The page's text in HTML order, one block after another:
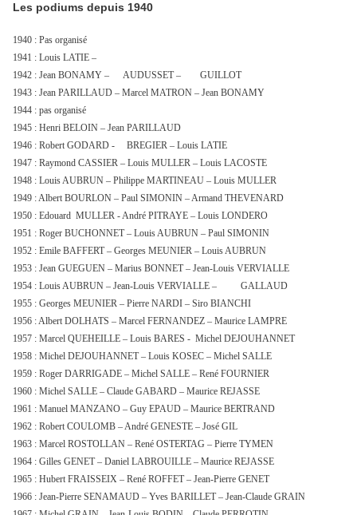
Les podiums depuis 1940
1940 : Pas organisé
1941 : Louis LATIE –
1942 : Jean BONAMY – AUDUSSET – GUILLOT
1943 : Jean PARILLAUD – Marcel MATRON – Jean BONAMY
1944 : pas organisé
1945 : Henri BELOIN – Jean PARILLAUD
1946 : Robert GODARD - BREGIER – Louis LATIE
1947 : Raymond CASSIER – Louis MULLER – Louis LACOSTE
1948 : Louis AUBRUN – Philippe MARTINEAU – Louis MULLER
1949 : Albert BOURLON – Paul SIMONIN – Armand THEVENARD
1950 : Edouard MULLER - André PITRAYE – Louis LONDERO
1951 : Roger BUCHONNET – Louis AUBRUN – Paul SIMONIN
1952 : Emile BAFFERT – Georges MEUNIER – Louis AUBRUN
1953 : Jean GUEGUEN – Marius BONNET – Jean-Louis VERVIALLE
1954 : Louis AUBRUN – Jean-Louis VERVIALLE – GALLAUD
1955 : Georges MEUNIER – Pierre NARDI – Siro BIANCHI
1956 : Albert DOLHATS – Marcel FERNANDEZ – Maurice LAMPRE
1957 : Marcel QUEHEILLE – Louis BARES - Michel DEJOUHANNET
1958 : Michel DEJOUHANNET – Louis KOSEC – Michel SALLE
1959 : Roger DARRIGADE – Michel SALLE – René FOURNIER
1960 : Michel SALLE – Claude GABARD – Maurice REJASSE
1961 : Manuel MANZANO – Guy EPAUD – Maurice BERTRAND
1962 : Robert COULOMB – André GENESTE – José GIL
1963 : Marcel ROSTOLLAN – René OSTERTAG – Pierre TYMEN
1964 : Gilles GENET – Daniel LABROUILLE – Maurice REJASSE
1965 : Hubert FRAISSEIX – René ROFFET – Jean-Pierre GENET
1966 : Jean-Pierre SENAMAUD – Yves BARILLET – Jean-Claude GRAIN